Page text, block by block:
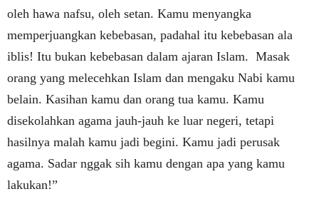
oleh hawa nafsu, oleh setan. Kamu menyangka
memperjuangkan kebebasan, padahal itu kebebasan ala
iblis! Itu bukan kebebasan dalam ajaran Islam. Masak
orang yang melecehkan Islam dan mengaku Nabi kamu
belain. Kasihan kamu dan orang tua kamu. Kamu
disekolahkan agama jauh-jauh ke luar negeri, tetapi
hasilnya malah kamu jadi begini. Kamu jadi perusak
agama. Sadar nggak sih kamu dengan apa yang kamu
lakukan!”